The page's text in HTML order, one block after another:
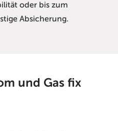
oder bis zum
Absicherung.
und Gas fix